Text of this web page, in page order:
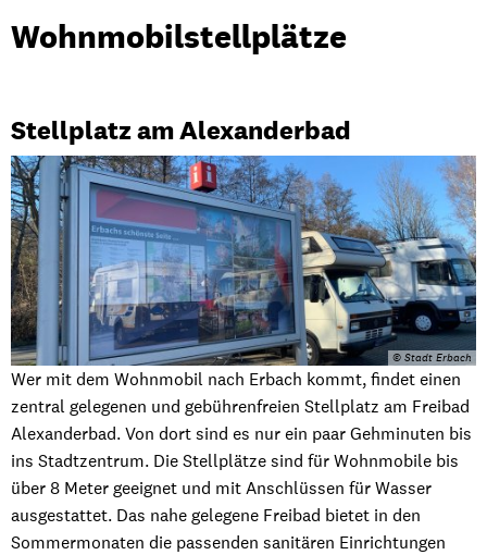
Wohnmobilstellplatz
Wohnmobilstellplätze
Stellplatz am Alexanderbad
© Stadt Erbach
Wer mit dem Wohnmobil nach Erbach kommt, findet einen
zentral gelegenen und gebührenfreien Stellplatz am Freibad
Alexanderbad. Von dort sind es nur ein paar Gehminuten bis
ins Stadtzentrum. Die Stellplätze sind für Wohnmobile bis
über 8 Meter geeignet und mit Anschlüssen für Wasser
ausgestattet. Das nahe gelegene Freibad bietet in den
Sommermonaten die passenden sanitären Einrichtungen